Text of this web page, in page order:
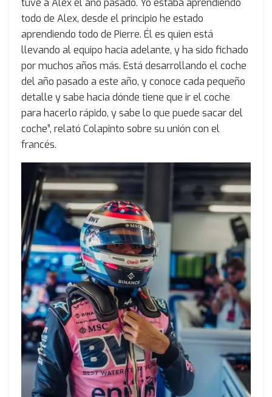
tuve a Alex el año pasado. Yo estaba aprendiendo
todo de Alex, desde el principio he estado
aprendiendo todo de Pierre. Él es quien está
llevando al equipo hacia adelante, y ha sido fichado
por muchos años más. Está desarrollando el coche
del año pasado a este año, y conoce cada pequeño
detalle y sabe hacia dónde tiene que ir el coche
para hacerlo rápido, y sabe lo que puede sacar del
coche”, relató Colapinto sobre su unión con el
francés.